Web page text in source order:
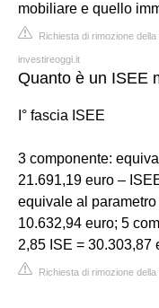
mobiliare e quello
Richiesta di rimozione della
investireoggi.it
Quanto è un ISEE
I° fascia ISEE
3 componente:
21.691,19 euro –
equivale al
10.632,94 euro; 5
2,85 ISE = 30.303,87
Richiesta di rimozione della